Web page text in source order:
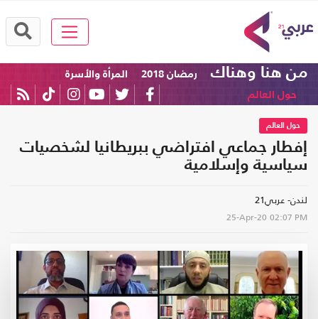
من هنا وهناك رمضان 2018
المرأة والأسرة
حول العالم
حول العالم
إفطار جماعي افتراضي ببريطانيا لشخصيات
سياسية وإسلامية
لندن- عربي21
25-Apr-20 02:07 PM